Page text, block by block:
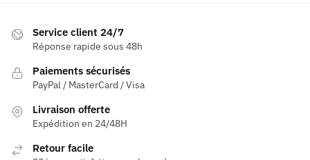
Service client 24/7
Réponse rapide sous 48h
Paiements sécurisés
PayPal / MasterCard / Visa
Livraison offerte
Expédition en 24/48H
Retour facile